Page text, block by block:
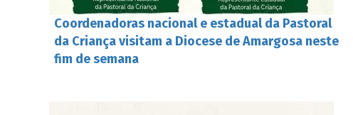
Coordenadoras nacional e estadual da Pastoral
da Criança visitam a Diocese de Amargosa neste
fim de semana